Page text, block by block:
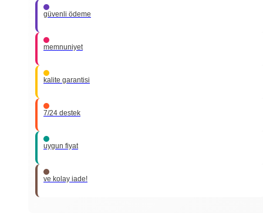
güvenli ödeme
memnuniyet
kalite garantisi
7/24 destek
uygun fiyat
ve kolay iade!